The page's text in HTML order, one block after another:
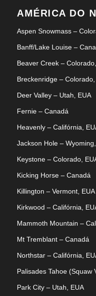
AMÉRICA DO
Aspen Snowmass –
Banff/Lake Louise –
Beaver Creek –
Breckenridge –
Deer Valley – Utah, EUA
Fernie – Canadá
Heavenly – Califórnia,
Jackson Hole –
Keystone – Colorado,
Kicking Horse – Canadá
Killington – Vermont, EUA
Kirkwood – Califórnia,
Mammoth Mountain –
Mt Tremblant – Canadá
Northstar – Califórnia,
Palisades Tahoe (Squaw
Park City – Utah, EUA